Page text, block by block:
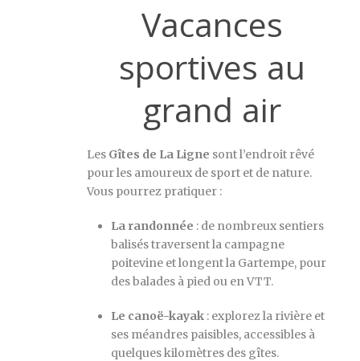
Vacances
sportives au
grand air
Les Gîtes de La Ligne sont l’endroit rêvé
pour les amoureux de sport et de nature.
Vous pourrez pratiquer :
La randonnée : de nombreux sentiers
balisés traversent la campagne
poitevine et longent la Gartempe, pour
des balades à pied ou en VTT.
Le canoë-kayak : explorez la rivière et
ses méandres paisibles, accessibles à
quelques kilomètres des gîtes.